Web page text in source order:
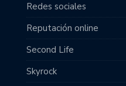
Redes sociales
Reputación online
Second Life
Skyrock